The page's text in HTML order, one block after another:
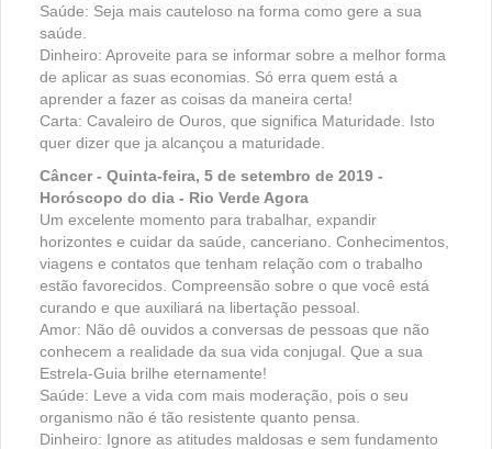
Saúde: Seja mais cauteloso na forma como gere a sua
saúde.
Dinheiro: Aproveite para se informar sobre a melhor forma
de aplicar as suas economias. Só erra quem está a
aprender a fazer as coisas da maneira certa!
Carta: Cavaleiro de Ouros, que significa Maturidade. Isto
quer dizer que ja alcançou a maturidade.
Câncer - Quinta-feira, 5 de setembro de 2019 -
Horóscopo do dia - Rio Verde Agora
Um excelente momento para trabalhar, expandir
horizontes e cuidar da saúde, canceriano. Conhecimentos,
viagens e contatos que tenham relação com o trabalho
estão favorecidos. Compreensão sobre o que você está
curando e que auxiliará na libertação pessoal.
Amor: Não dê ouvidos a conversas de pessoas que não
conhecem a realidade da sua vida conjugal. Que a sua
Estrela-Guia brilhe eternamente!
Saúde: Leve a vida com mais moderação, pois o seu
organismo não é tão resistente quanto pensa.
Dinheiro: Ignore as atitudes maldosas e sem fundamento